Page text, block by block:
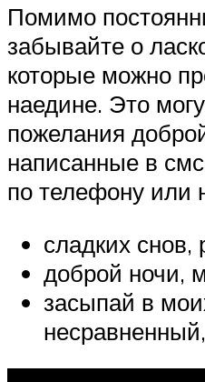
Помимо
забывайте о
которые можно
наедине. Это
пожелания
написанные в
по телефону или
сладких снов,
доброй ночи,
засыпай в